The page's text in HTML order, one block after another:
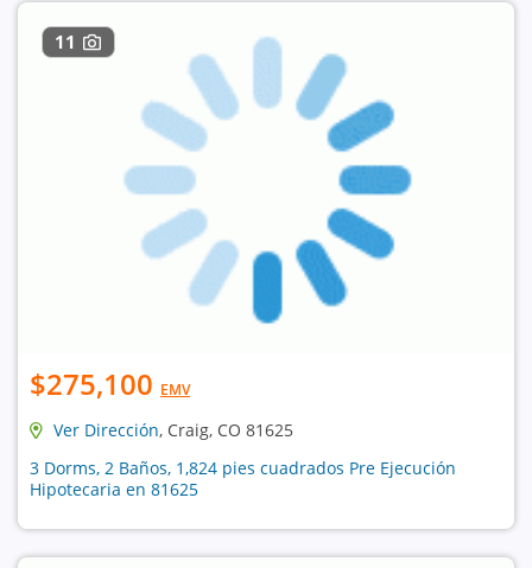
11
$275,100 EMV
Ver Dirección, Craig, CO 81625
3 Dorms, 2 Baños, 1,824 pies cuadrados Pre Ejecución
Hipotecaria en 81625